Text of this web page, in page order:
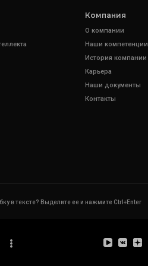
Компания
О компании
Наши компетенции
История компании
Карьера
Наши документы
Контакты
в тексте? Выделите ее и нажмите Ctrl+Enter